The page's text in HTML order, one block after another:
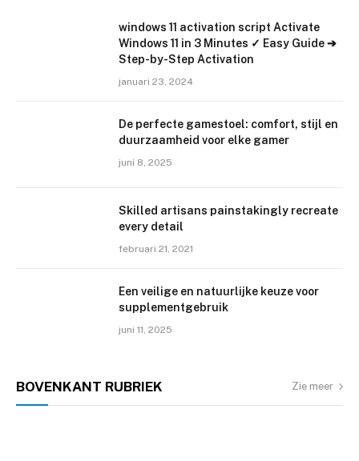
windows 11 activation script Activate
Windows 11 in 3 Minutes ✓ Easy Guide ➔
Step-by-Step Activation
januari 23, 2024
De perfecte gamestoel: comfort, stijl en
duurzaamheid voor elke gamer
juni 8, 2025
Skilled artisans painstakingly recreate
every detail
februari 21, 2021
Een veilige en natuurlijke keuze voor
supplementgebruik
juni 11, 2025
BOVENKANT RUBRIEK Zie meer